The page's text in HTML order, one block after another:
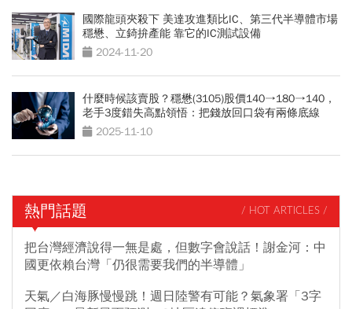
國際龍頭夾殺下 美達攻進類比IC、第三代半導體市場
穩懋、立錡拚產能 靠它的IC測試設備
2024-11-20
什麼時候該賣股？穩懋(3105)股價140→180→140，
老手3度錯失高點領悟：把錢放回口袋有兩條底線
2025-11-10
熱門話題 / HOT ARTICLES /
把台灣經濟說得一無是處，但數字會說話！謝金河：中
國更依賴台灣「仍很需要我們的半導體」
天氣／白海豚慢慢跳！週日陸警有可能？氣象署「3字